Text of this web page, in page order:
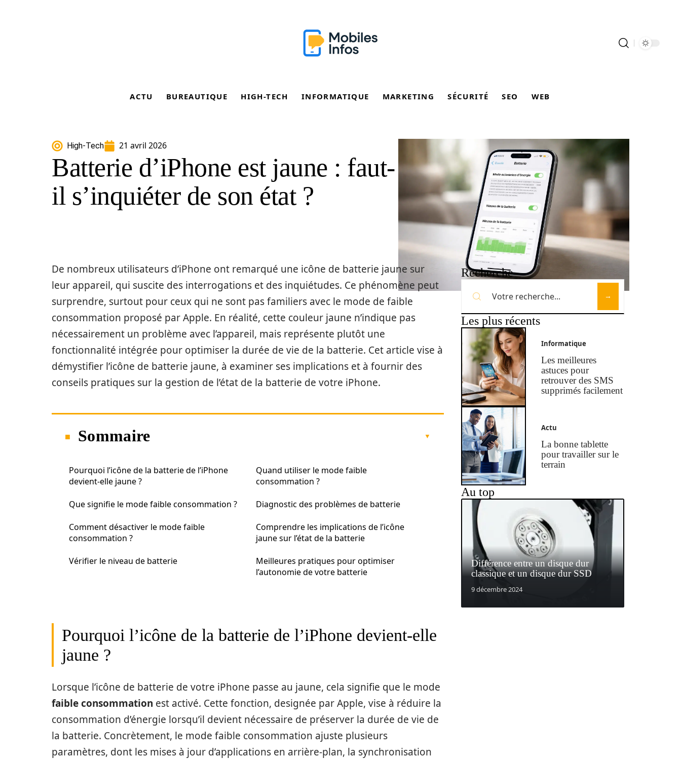
ACTU BUREAUTIQUE HIGH-TECH INFORMATIQUE MARKETING SÉCURITÉ SEO WEB
High-Tech 21 avril 2026
Batterie d’iPhone est jaune : faut-
il s’inquiéter de son état ?
De nombreux utilisateurs d’iPhone ont remarqué une icône de batterie jaune sur
leur appareil, qui suscite des interrogations et des inquiétudes. Ce phénomène peut
surprendre, surtout pour ceux qui ne sont pas familiers avec le mode de faible
consommation proposé par Apple. En réalité, cette couleur jaune n’indique pas
nécessairement un problème avec l’appareil, mais représente plutôt une
fonctionnalité intégrée pour optimiser la durée de vie de la batterie. Cet article vise à
démystifier l’icône de batterie jaune, à examiner ses implications et à fournir des
conseils pratiques sur la gestion de l’état de la batterie de votre iPhone.
Sommaire
Pourquoi l’icône de la batterie de l’iPhone
devient-elle jaune ?
Que signifie le mode faible consommation ?
Comment désactiver le mode faible
consommation ?
Vérifier le niveau de batterie
Quand utiliser le mode faible
consommation ?
Diagnostic des problèmes de batterie
Comprendre les implications de l’icône
jaune sur l’état de la batterie
Meilleures pratiques pour optimiser
l’autonomie de votre batterie
Pourquoi l’icône de la batterie de l’iPhone devient-elle
jaune ?
Lorsque l’icône de batterie de votre iPhone passe au jaune, cela signifie que le mode
faible consommation est activé. Cette fonction, designée par Apple, vise à réduire la
consommation d’énergie lorsqu’il devient nécessaire de préserver la durée de vie de
la batterie. Concrètement, le mode faible consommation ajuste plusieurs
paramètres, dont les mises à jour d’applications en arrière-plan, la synchronisation
Recherche
Les plus récents
Informatique
Les meilleures
astuces pour
retrouver des SMS
supprimés facilement
Actu
La bonne tablette
pour travailler sur le
terrain
Au top
Différence entre un disque dur
classique et un disque dur SSD
9 décembre 2024